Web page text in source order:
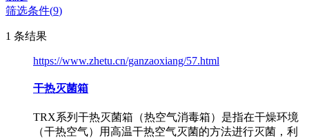
筛选条件(9)
1 条结果
https://www.zhetu.cn/ganzaoxiang/57.html
干热灭菌箱
TRX系列干热灭菌箱（热空气消毒箱）是指在干燥环境
（干热空气）用高温干热空气灭菌的方法进行灭菌，利